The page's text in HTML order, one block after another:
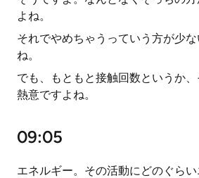
よね。
それでやめちゃうっていう方が少
ね。
でも、もともと接触回数というか、
熱意ですよね。
09:05
エネルギー。その活動にどのぐら